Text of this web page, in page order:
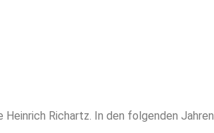
Richartz. In den folgenden Jahren